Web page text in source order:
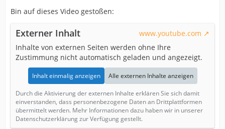
Bin auf dieses Video gestoßen:
Externer Inhalt
www.youtube.com
Inhalte von externen Seiten werden ohne Ihre
Zustimmung nicht automatisch geladen und angezeigt.
Inhalt einmalig anzeigen Alle externen Inhalte anzeigen
Durch die Aktivierung der externen Inhalte erklären Sie sich damit
einverstanden, dass personenbezogene Daten an Drittplattformen
übermittelt werden. Mehr Informationen dazu haben wir in unserer
Datenschutzerklärung zur Verfügung gestellt.